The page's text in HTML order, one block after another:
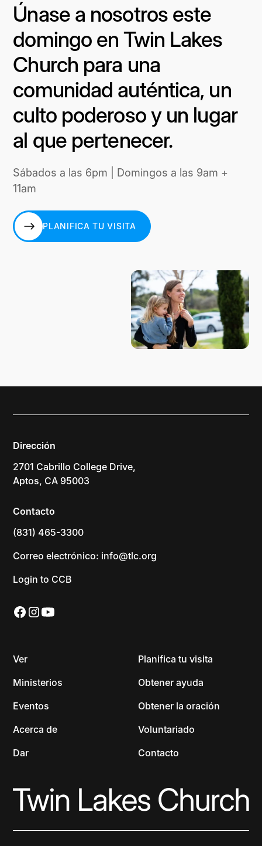
Únase a nosotros este
domingo en Twin Lakes
Church para una
comunidad auténtica, un
culto poderoso y un lugar
al que pertenecer.
Sábados a las 6pm | Domingos a las 9am +
11am
PLANIFICA TU VISITA
Dirección
2701 Cabrillo College Drive,
Aptos, CA 95003
Contacto
(831) 465-3300
Correo electrónico: info@tlc.org
Login to CCB
Ver
Ministerios
Eventos
Acerca de
Dar
Planifica tu visita
Obtener ayuda
Obtener la oración
Voluntariado
Contacto